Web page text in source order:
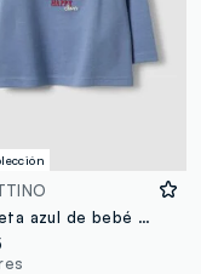
Camiseta azul de bebé de manga larga en algodón orgánico puro